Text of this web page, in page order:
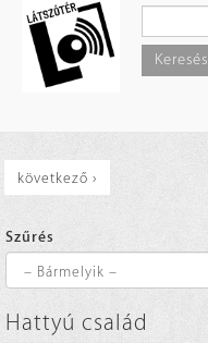
tartalomra
Keresés
következő ›
Szűrés
Hattyú család